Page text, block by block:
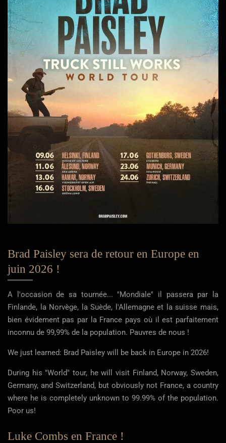
Brad Paisley sera de retour en Europe en
juin 2026 !
A l'occasion de sa tournée... ''Mondiale'' il passera par la
Finlande, la Norvège, la Suède, l'Allemagne et la suisse mais,
bien évidement pas par la France pays où il est parfaitement
inconnu de 99,99% de la population. Pauvres de nous !
We just learned: Brad Paisley will be back in Europe in 2026!
During his "World" tour, he will visit Finland, Norway, Sweden,
Germany, and Switzerland, but obviously not France, a country
where he is completely unknown to 99.99% of the population.
Poor us!
Luke Combs en France !